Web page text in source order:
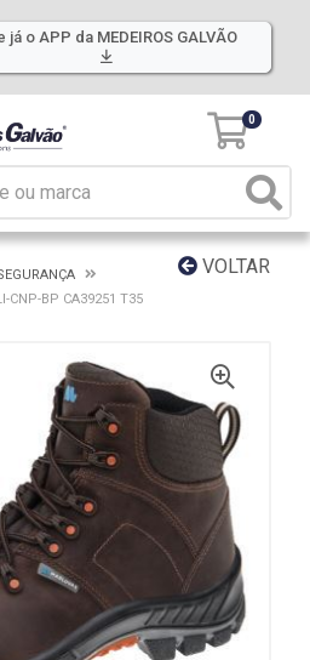
já o APP da MEDEIROS GALVÃO
0
VOLTAR
CNP-BP CA39251 T35